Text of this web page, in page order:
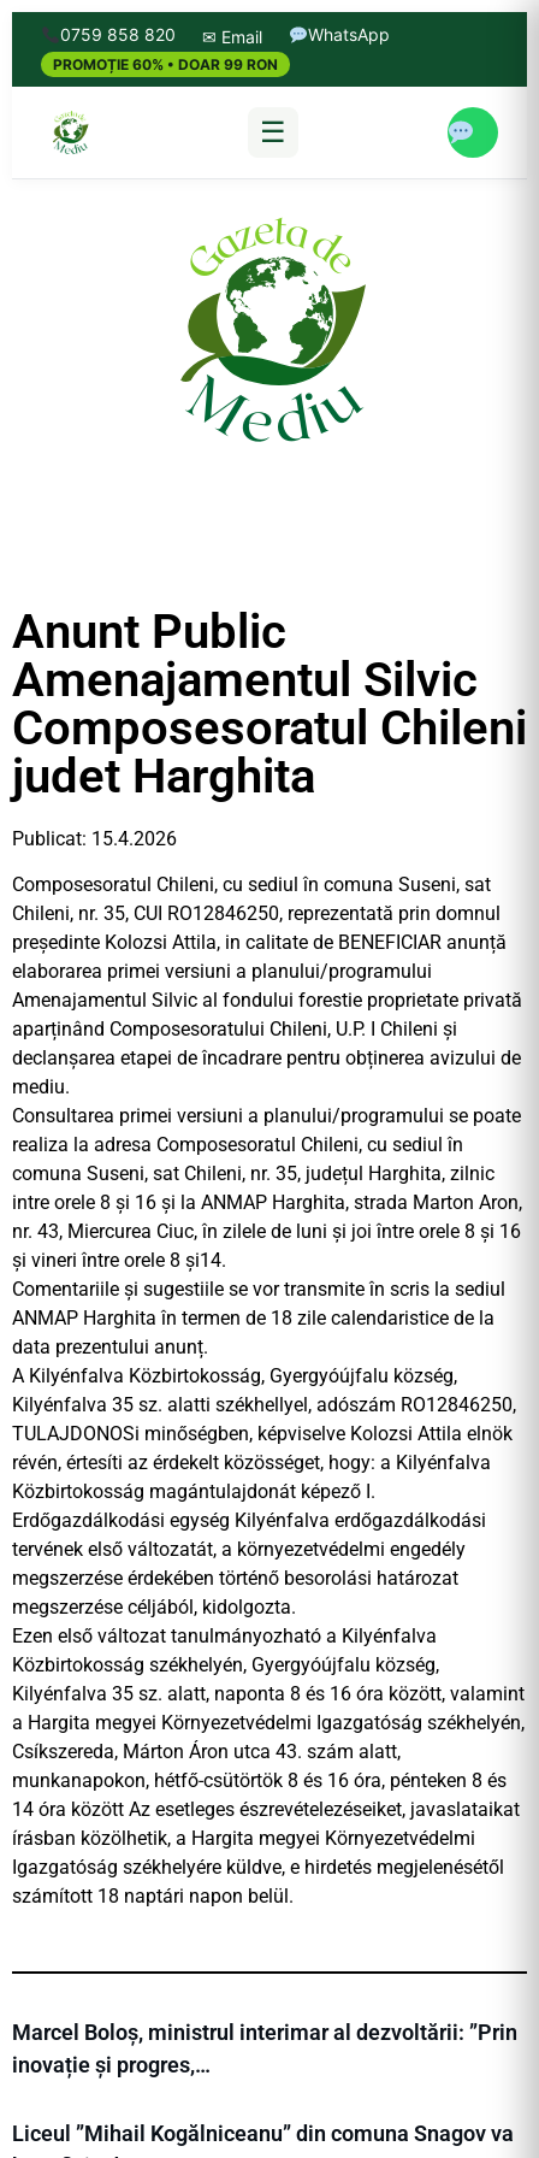
0759 858 820 ✉ Email WhatsApp
PROMOȚIE 60% • DOAR 99 RON
☰
Anunt Public
Amenajamentul Silvic
Composesoratul Chileni
judet Harghita
Publicat: 15.4.2026
Composesoratul Chileni, cu sediul în comuna Suseni, sat
Chileni, nr. 35, CUI RO12846250, reprezentată prin domnul
președinte Kolozsi Attila, in calitate de BENEFICIAR anunță
elaborarea primei versiuni a planului/programului
Amenajamentul Silvic al fondului forestie proprietate privată
aparținând Composesoratului Chileni, U.P. I Chileni și
declanșarea etapei de încadrare pentru obținerea avizului de
mediu.
Consultarea primei versiuni a planului/programului se poate
realiza la adresa Composesoratul Chileni, cu sediul în
comuna Suseni, sat Chileni, nr. 35, județul Harghita, zilnic
intre orele 8 și 16 și la ANMAP Harghita, strada Marton Aron,
nr. 43, Miercurea Ciuc, în zilele de luni și joi între orele 8 și 16
și vineri între orele 8 și14.
Comentariile și sugestiile se vor transmite în scris la sediul
ANMAP Harghita în termen de 18 zile calendaristice de la
data prezentului anunț.
A Kilyénfalva Közbirtokosság, Gyergyóújfalu község,
Kilyénfalva 35 sz. alatti székhellyel, adószám RO12846250,
TULAJDONOSi minőségben, képviselve Kolozsi Attila elnök
révén, értesíti az érdekelt közösséget, hogy: a Kilyénfalva
Közbirtokosság magántulajdonát képező I.
Erdőgazdálkodási egység Kilyénfalva erdőgazdálkodási
tervének első változatát, a környezetvédelmi engedély
megszerzése érdekében történő besorolási határozat
megszerzése céljából, kidolgozta.
Ezen első változat tanulmányozható a Kilyénfalva
Közbirtokosság székhelyén, Gyergyóújfalu község,
Kilyénfalva 35 sz. alatt, naponta 8 és 16 óra között, valamint
a Hargita megyei Környezetvédelmi Igazgatóság székhelyén,
Csíkszereda, Márton Áron utca 43. szám alatt,
munkanapokon, hétfő-csütörtök 8 és 16 óra, pénteken 8 és
14 óra között Az esetleges észrevételezéseiket, javaslataikat
írásban közölhetik, a Hargita megyei Környezetvédelmi
Igazgatóság székhelyére küldve, e hirdetés megjelenésétől
számított 18 naptári napon belül.
Marcel Boloș, ministrul interimar al dezvoltării: ”Prin
inovație și progres,…
Liceul ”Mihail Kogălniceanu” din comuna Snagov va